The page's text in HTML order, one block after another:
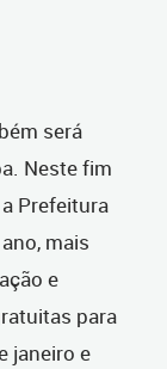
será
Neste fim
Prefeitura
mais
e
para
janeiro e